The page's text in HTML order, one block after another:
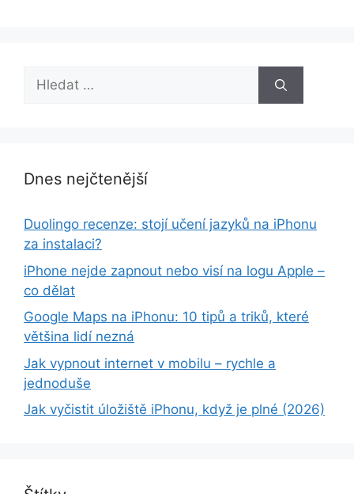
Hledat:
Dnes nejčtenější
Duolingo recenze: stojí učení jazyků na iPhonu
za instalaci?
iPhone nejde zapnout nebo visí na logu Apple –
co dělat
Google Maps na iPhonu: 10 tipů a triků, které
většina lidí nezná
Jak vypnout internet v mobilu – rychle a
jednoduše
Jak vyčistit úložiště iPhonu, když je plné (2026)